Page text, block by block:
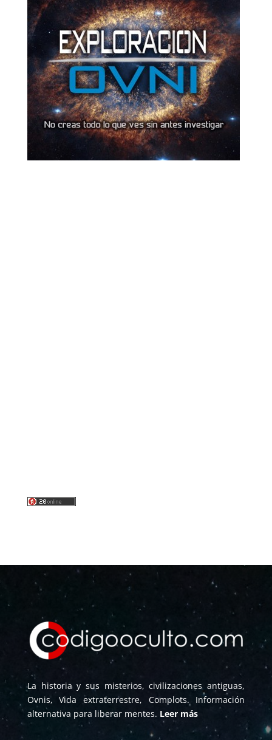
La historia y sus misterios, civilizaciones antiguas,
Ovnis, Vida extraterrestre, Complots. Información
alternativa para liberar mentes. Leer más